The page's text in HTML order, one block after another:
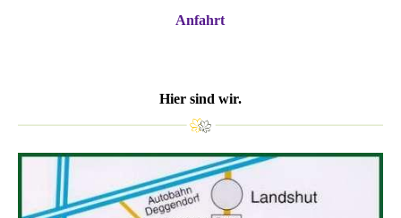
Anfahrt
Hier sind wir.